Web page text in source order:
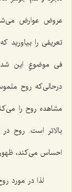
عروض عوارض
تعریفى را بیاورید که
فى موضوعٍ این
درحالى‌که روح
مشاهده روح را
بالاتر است. روح
احساس مى‌کند،
لذا در مورد